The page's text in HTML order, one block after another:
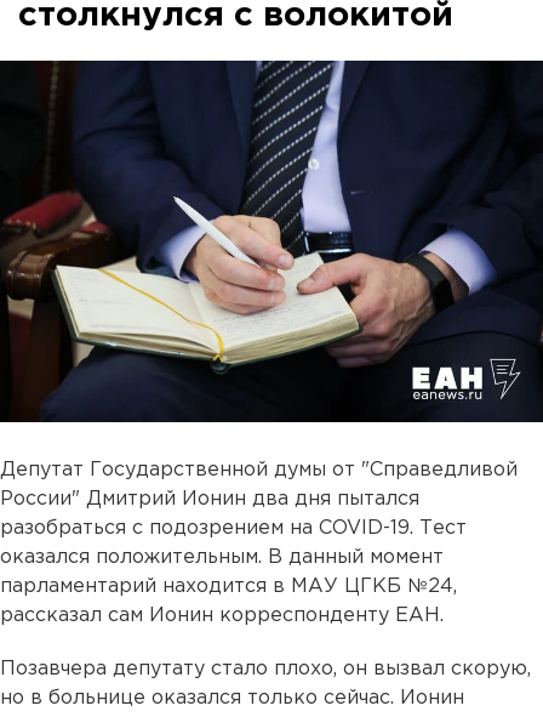
столкнулся с волокитой
Депутат Государственной думы от "Справедливой
России" Дмитрий Ионин два дня пытался
разобраться с подозрением на COVID-19. Тест
оказался положительным. В данный момент
парламентарий находится в МАУ ЦГКБ №24,
рассказал сам Ионин корреспонденту ЕАН.
Позавчера депутату стало плохо, он вызвал скорую,
но в больнице оказался только сейчас. Ионин